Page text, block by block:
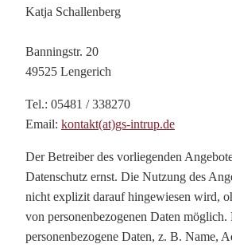
Katja Schallenberg
Banningstr. 20
49525 Lengerich
Tel.: 05481 / 338270
Email: kontakt(at)gs-intrup.de
Der Betreiber des vorliegenden
Datenschutz ernst. Die Nutzung des
nicht explizit darauf hingewiesen wird,
von personenbezogenen Daten möglich.
personenbezogene Daten, z. B. Name,